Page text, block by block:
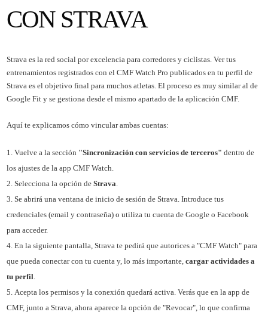
CON STRAVA
Strava es la red social por excelencia para corredores y ciclistas. Ver tus
entrenamientos registrados con el CMF Watch Pro publicados en tu perfil de
Strava es el objetivo final para muchos atletas. El proceso es muy similar al de
Google Fit y se gestiona desde el mismo apartado de la aplicación CMF.
Aquí te explicamos cómo vincular ambas cuentas:
Vuelve a la sección "Sincronización con servicios de terceros" dentro de
los ajustes de la app CMF Watch.
Selecciona la opción de Strava.
Se abrirá una ventana de inicio de sesión de Strava. Introduce tus
credenciales (email y contraseña) o utiliza tu cuenta de Google o Facebook
para acceder.
En la siguiente pantalla, Strava te pedirá que autorices a "CMF Watch" para
que pueda conectar con tu cuenta y, lo más importante, cargar actividades a
tu perfil.
Acepta los permisos y la conexión quedará activa. Verás que en la app de
CMF, junto a Strava, ahora aparece la opción de "Revocar", lo que confirma